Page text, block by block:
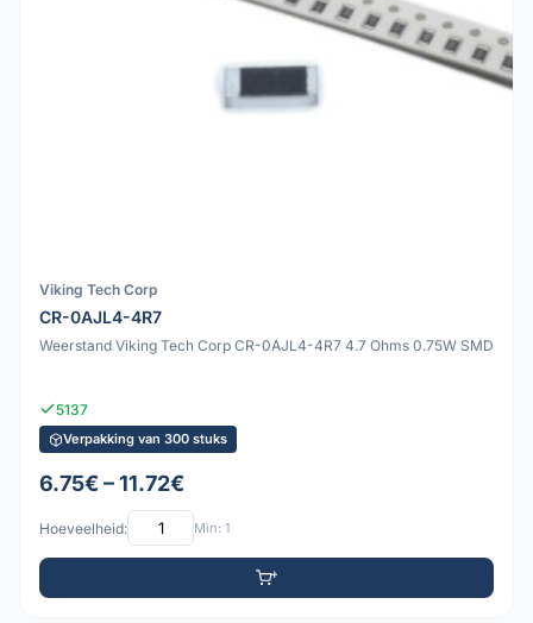
Viking Tech Corp
CR-0AJL4-4R7
Weerstand Viking Tech Corp CR-0AJL4-4R7 4.7 Ohms 0.75W SMD
5137
Verpakking van 300 stuks
6.75€ – 11.72€
Hoeveelheid: Min: 1